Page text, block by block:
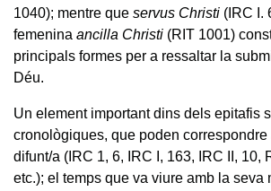
1040); mentre que servus Christi (IRC I.
femenina ancilla Christi (RIT 1001)
principals formes per a ressaltar la
Déu.
Un element important dins dels epitafis
cronològiques, que poden correspondre
difunt/a (IRC 1, 6, IRC I, 163, IRC II, 10,
etc.); el temps que va viure amb la seva